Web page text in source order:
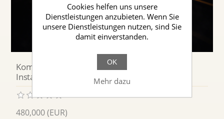
Kommunikations- und Kundenunterstützungs-
Instanzen
480,000 (EUR)
Cookies helfen uns unsere
Dienstleistungen anzubieten. Wenn Sie
unsere Dienstleistungen nutzen, sind Sie
damit einverstanden.
OK
Mehr dazu